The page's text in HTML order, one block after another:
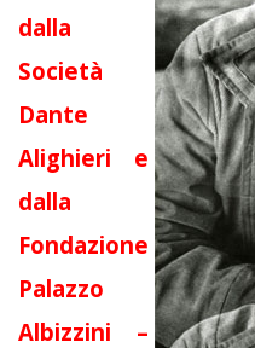
dalla
Società
Dante
Alighieri e
dalla
Fondazione
Palazzo
Albizzini –